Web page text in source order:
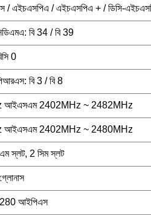
/ এইচএসপিএ / এইচএসপিএ + / ডিসি-
বি 34 / বি 39
0
বি 3 / বি 8
আইএসএম 2402MHz ~ 2482MHz
আইএসএম 2402MHz ~ 2480MHz
স্লট, 2 সিম স্লট
আইপিএস